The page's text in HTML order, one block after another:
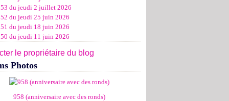
(15)
du jeudi 2 juillet 2026
du jeudi 25 juin 2026
du jeudi 18 juin 2026
du jeudi 11 juin 2026
le propriétaire du blog
Photos
958 (anniversaire avec des ronds)